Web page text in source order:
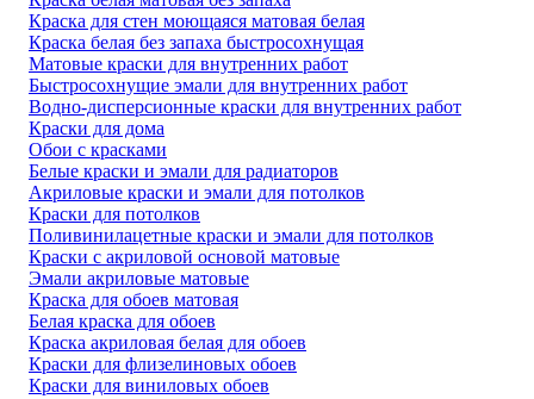
Краска для стен моющаяся матовая белая
Краска белая без запаха быстросохнущая
Матовые краски для внутренних работ
Быстросохнущие эмали для внутренних работ
Водно-дисперсионные краски для внутренних работ
Краски для дома
Обои с красками
Белые краски и эмали для радиаторов
Акриловые краски и эмали для потолков
Краски для потолков
Поливинилацетные краски и эмали для потолков
Краски с акриловой основой матовые
Эмали акриловые матовые
Краска для обоев матовая
Белая краска для обоев
Краска акриловая белая для обоев
Краски для флизелиновых обоев
Краски для виниловых обоев